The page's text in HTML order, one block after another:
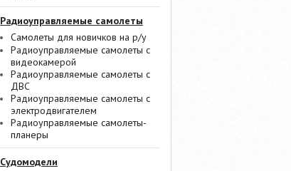
Радиоуправляемые самолеты
Самолеты для новичков на р/у
Радиоуправляемые самолеты с
видеокамерой
Радиоуправляемые самолеты с
ДВС
Радиоуправляемые самолеты с
электродвигателем
Радиоуправляемые самолеты-
планеры
Судомодели